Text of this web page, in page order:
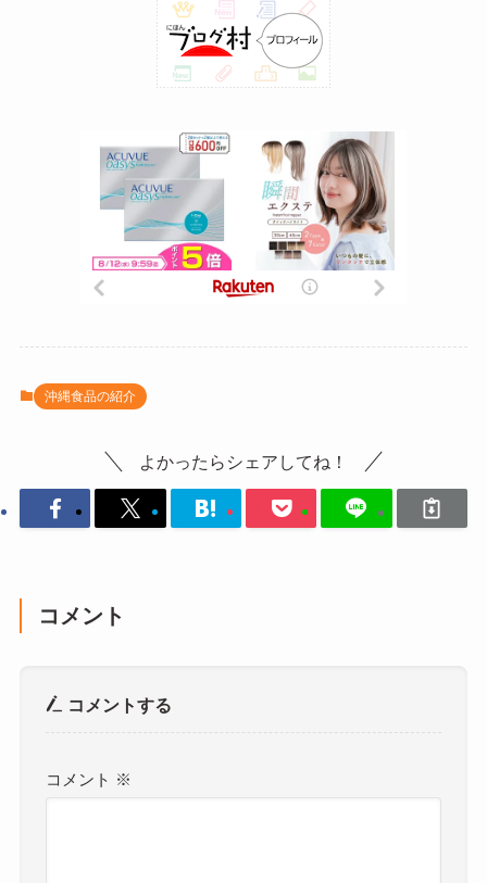
沖縄食品の紹介
よかったらシェアしてね！
コメント
コメントする
コメント ※